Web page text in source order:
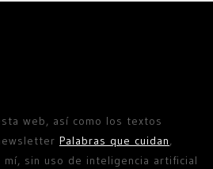
web, así como los textos
Palabras que cuidan,
sin uso de inteligencia artificial